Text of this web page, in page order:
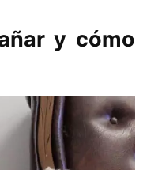
y cómo